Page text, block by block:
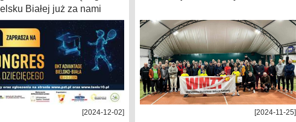
Białej już za nami
[2024-12-02] [2024-11-25]